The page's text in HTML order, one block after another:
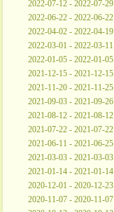
2022-07-12 - 2022-07-29
2022-06-22 - 2022-06-22
2022-04-02 - 2022-04-19
2022-03-01 - 2022-03-11
2022-01-05 - 2022-01-05
2021-12-15 - 2021-12-15
2021-11-20 - 2021-11-25
2021-09-03 - 2021-09-26
2021-08-12 - 2021-08-12
2021-07-22 - 2021-07-22
2021-06-11 - 2021-06-25
2021-03-03 - 2021-03-03
2021-01-14 - 2021-01-14
2020-12-01 - 2020-12-23
2020-11-07 - 2020-11-07